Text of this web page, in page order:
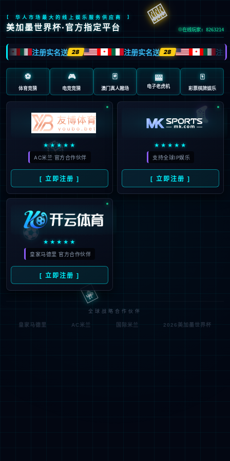
抱歉，页面无法访问...
可能原因：网址有错误 >请检查地址是否完整或存在多余字
符;
网址已失效 >可能页面已删除，活动已下线等
返回首页